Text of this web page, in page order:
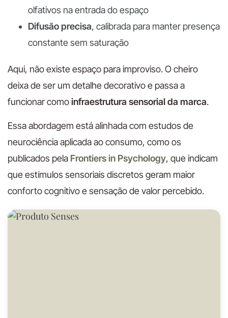
olfativos na entrada do espaço
Difusão precisa, calibrada para manter presença
constante sem saturação
Aqui, não existe espaço para improviso. O cheiro
deixa de ser um detalhe decorativo e passa a
funcionar comoinfraestrutura sensorial da marca.
Essa abordagem está alinhada com estudos de
neurociência aplicada ao consumo, como os
publicados pela Frontiers in Psychology, que indicam
que estímulos sensoriais discretos geram maior
conforto cognitivo e sensação de valor percebido.